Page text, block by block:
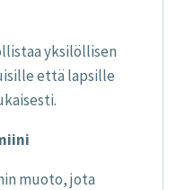
yksilöllisen
että lapsille
muoto, jota